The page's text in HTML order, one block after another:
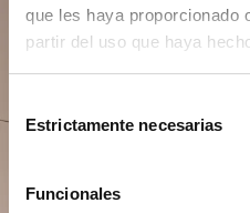
que les haya proporcionado
partir del uso que haya
Estrictamente necesarias
FuncionalesPlanifique